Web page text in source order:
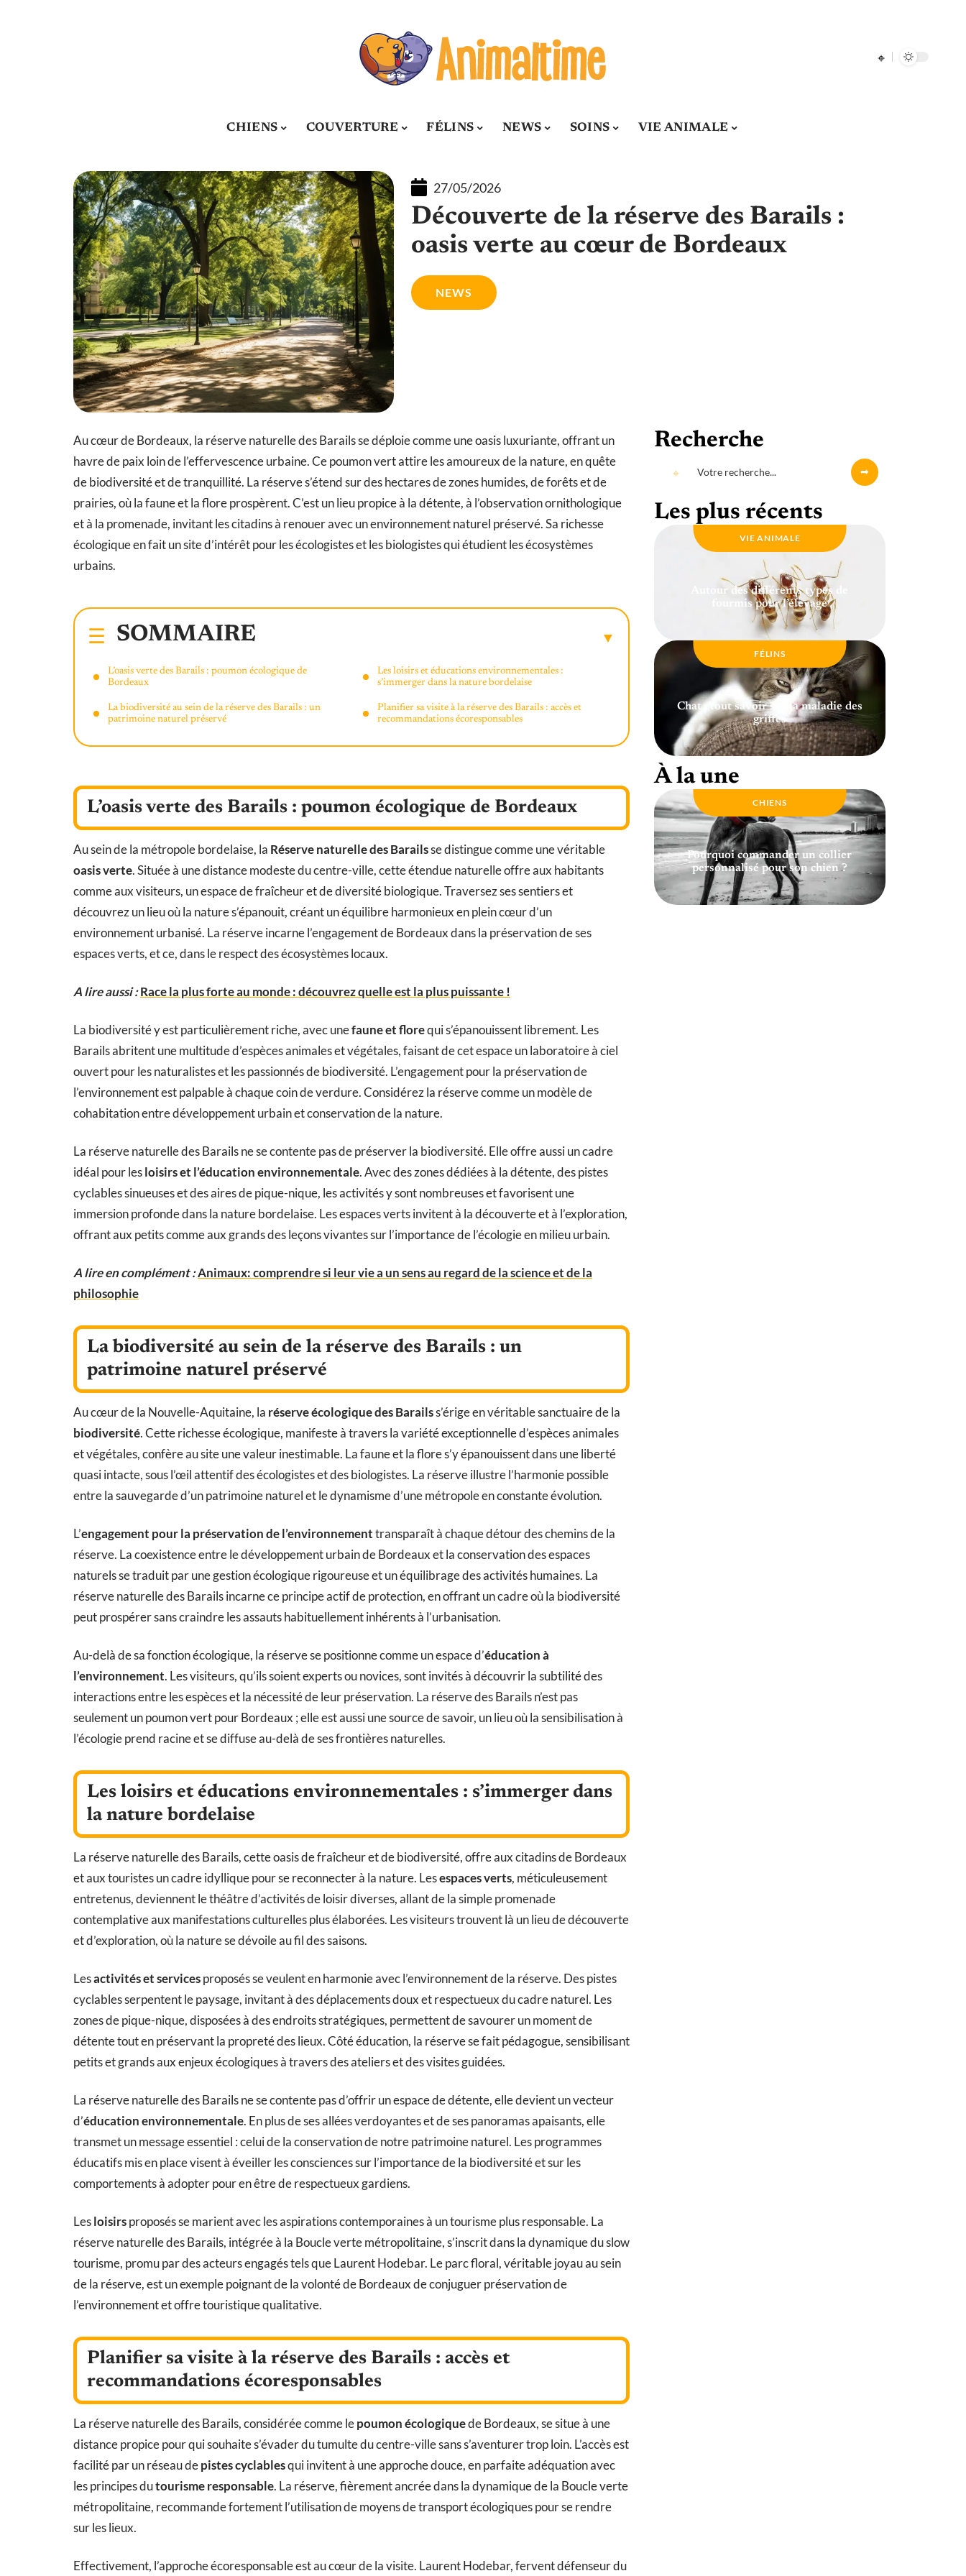
CHIENS COUVERTURE FÉLINS NEWS SOINS VIE ANIMALE
27/05/2026
Découverte de la réserve des Barails :
oasis verte au cœur de Bordeaux
NEWS
Au cœur de Bordeaux, la réserve naturelle des Barails se déploie comme une oasis luxuriante, offrant un
havre de paix loin de l’effervescence urbaine. Ce poumon vert attire les amoureux de la nature, en quête
de biodiversité et de tranquillité. La réserve s’étend sur des hectares de zones humides, de forêts et de
prairies, où la faune et la flore prospèrent. C’est un lieu propice à la détente, à l’observation ornithologique
et à la promenade, invitant les citadins à renouer avec un environnement naturel préservé. Sa richesse
écologique en fait un site d’intérêt pour les écologistes et les biologistes qui étudient les écosystèmes
urbains.
SOMMAIRE
L’oasis verte des Barails : poumon écologique de
Bordeaux
La biodiversité au sein de la réserve des Barails : un
patrimoine naturel préservé
Les loisirs et éducations environnementales :
s’immerger dans la nature bordelaise
Planifier sa visite à la réserve des Barails : accès et
recommandations écoresponsables
L’oasis verte des Barails : poumon écologique de Bordeaux
Au sein de la métropole bordelaise, la Réserve naturelle des Barailsse distingue comme une véritable
oasis verte. Située à une distance modeste du centre-ville, cette étendue naturelle offre aux habitants
comme aux visiteurs, un espace de fraîcheur et de diversité biologique. Traversez ses sentiers et
découvrez un lieu où la nature s’épanouit, créant un équilibre harmonieux en plein cœur d’un
environnement urbanisé. La réserve incarne l’engagement de Bordeaux dans la préservation de ses
espaces verts, et ce, dans le respect des écosystèmes locaux.
A lire aussi :Race la plus forte au monde : découvrez quelle est la plus puissante !
La biodiversité y est particulièrement riche, avec unefaune et florequi s’épanouissent librement. Les
Barails abritent une multitude d’espèces animales et végétales, faisant de cet espace un laboratoire à ciel
ouvert pour les naturalistes et les passionnés de biodiversité. L’engagement pour la préservation de
l’environnement est palpable à chaque coin de verdure. Considérez la réserve comme un modèle de
cohabitation entre développement urbain et conservation de la nature.
La réserve naturelle des Barails ne se contente pas de préserver la biodiversité. Elle offre aussi un cadre
idéal pour lesloisirs et l’éducation environnementale. Avec des zones dédiées à la détente, des pistes
cyclables sinueuses et des aires de pique-nique, les activités y sont nombreuses et favorisent une
immersion profonde dans la nature bordelaise. Les espaces verts invitent à la découverte et à l’exploration,
offrant aux petits comme aux grands des leçons vivantes sur l’importance de l’écologie en milieu urbain.
A lire en complément :Animaux: comprendre si leur vie a un sens au regard de la science et de la
philosophie
La biodiversité au sein de la réserve des Barails : un
patrimoine naturel préservé
Au cœur de la Nouvelle-Aquitaine, la réserve écologique des Barailss’érige en véritable sanctuaire de la
biodiversité. Cette richesse écologique, manifeste à travers la variété exceptionnelle d’espèces animales
et végétales, confère au site une valeur inestimable. La faune et la flore s’y épanouissent dans une liberté
quasi intacte, sous l’œil attentif des écologistes et des biologistes. La réserve illustre l’harmonie possible
entre la sauvegarde d’un patrimoine naturel et le dynamisme d’une métropole en constante évolution.
L’engagement pour la préservation de l’environnementtransparaît à chaque détour des chemins de la
réserve. La coexistence entre le développement urbain de Bordeaux et la conservation des espaces
naturels se traduit par une gestion écologique rigoureuse et un équilibrage des activités humaines. La
réserve naturelle des Barails incarne ce principe actif de protection, en offrant un cadre où la biodiversité
peut prospérer sans craindre les assauts habituellement inhérents à l’urbanisation.
Au-delà de sa fonction écologique, la réserve se positionne comme un espace d’éducation à
l’environnement. Les visiteurs, qu’ils soient experts ou novices, sont invités à découvrir la subtilité des
interactions entre les espèces et la nécessité de leur préservation. La réserve des Barails n’est pas
seulement un poumon vert pour Bordeaux ; elle est aussi une source de savoir, un lieu où la sensibilisation à
l’écologie prend racine et se diffuse au-delà de ses frontières naturelles.
Les loisirs et éducations environnementales : s’immerger dans
la nature bordelaise
La réserve naturelle des Barails, cette oasis de fraîcheur et de biodiversité, offre aux citadins de Bordeaux
et aux touristes un cadre idyllique pour se reconnecter à la nature. Lesespaces verts, méticuleusement
entretenus, deviennent le théâtre d’activités de loisir diverses, allant de la simple promenade
contemplative aux manifestations culturelles plus élaborées. Les visiteurs trouvent là un lieu de découverte
et d’exploration, où la nature se dévoile au fil des saisons.
Lesactivités et servicesproposés se veulent en harmonie avec l’environnement de la réserve. Des pistes
cyclables serpentent le paysage, invitant à des déplacements doux et respectueux du cadre naturel. Les
zones de pique-nique, disposées à des endroits stratégiques, permettent de savourer un moment de
détente tout en préservant la propreté des lieux. Côté éducation, la réserve se fait pédagogue, sensibilisant
petits et grands aux enjeux écologiques à travers des ateliers et des visites guidées.
La réserve naturelle des Barails ne se contente pas d’offrir un espace de détente, elle devient un vecteur
d’éducation environnementale. En plus de ses allées verdoyantes et de ses panoramas apaisants, elle
transmet un message essentiel : celui de la conservation de notre patrimoine naturel. Les programmes
éducatifs mis en place visent à éveiller les consciences sur l’importance de la biodiversité et sur les
comportements à adopter pour en être de respectueux gardiens.
Lesloisirsproposés se marient avec les aspirations contemporaines à un tourisme plus responsable. La
réserve naturelle des Barails, intégrée à la Boucle verte métropolitaine, s’inscrit dans la dynamique du slow
tourisme, promu par des acteurs engagés tels que Laurent Hodebar. Le parc floral, véritable joyau au sein
de la réserve, est un exemple poignant de la volonté de Bordeaux de conjuguer préservation de
l’environnement et offre touristique qualitative.
Planifier sa visite à la réserve des Barails : accès et
recommandations écoresponsables
La réserve naturelle des Barails, considérée comme lepoumon écologiquede Bordeaux, se situe à une
distance propice pour qui souhaite s’évader du tumulte du centre-ville sans s’aventurer trop loin. L’accès est
facilité par un réseau depistes cyclablesqui invitent à une approche douce, en parfaite adéquation avec
les principes dutourisme responsable. La réserve, fièrement ancrée dans la dynamique de la Boucle verte
métropolitaine, recommande fortement l’utilisation de moyens de transport écologiques pour se rendre
sur les lieux.
Effectivement, l’approche écoresponsable est au cœur de la visite. Laurent Hodebar, fervent défenseur du
Recherche
Les plus récents
VIE ANIMALE
Autour des différents types de
fourmis pour l’élevage
FÉLINS
Chat : tout savoir sur la maladie des
griffes
À la une
CHIENS
Pourquoi commander un collier
personnalisé pour son chien ?